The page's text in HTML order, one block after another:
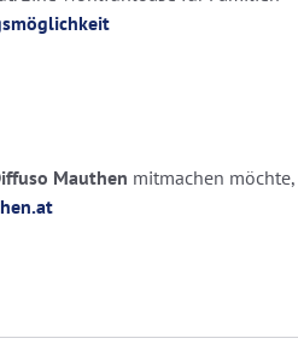
Mauthen mitmachen möchte,